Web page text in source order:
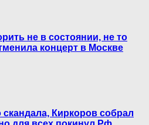
не в состоянии, не то
концерт в Москве
скандала, Киркоров собрал